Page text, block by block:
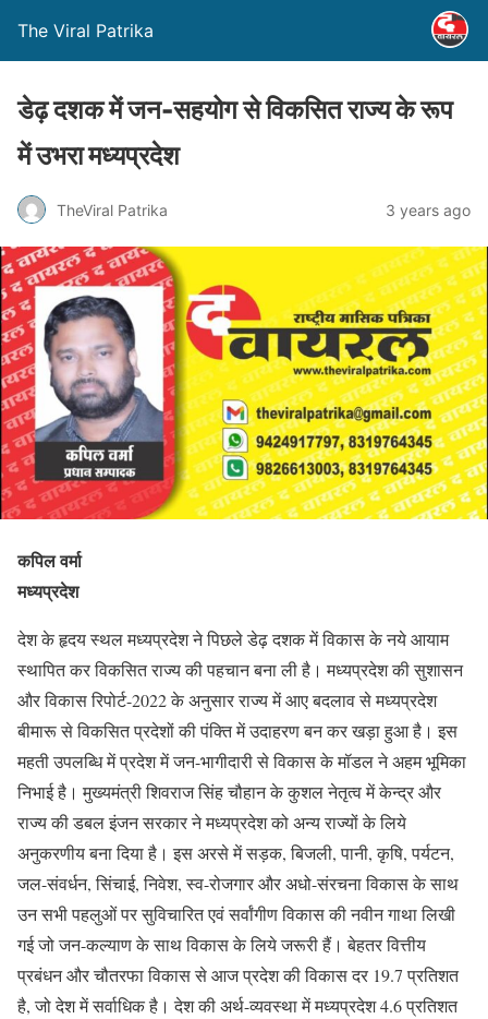
The Viral Patrika
डेढ़ दशक में जन-सहयोग से विकसित राज्य के रूप
में उभरा मध्यप्रदेश
TheViral Patrika 3 years ago
कपिल वर्मा
मध्यप्रदेश
देश के हृदय स्थल मध्यप्रदेश ने पिछले डेढ़ दशक में विकास के नये आयाम
स्थापित कर विकसित राज्य की पहचान बना ली है। मध्यप्रदेश की सुशासन
और विकास रिपोर्ट-2022 के अनुसार राज्य में आए बदलाव से मध्यप्रदेश
बीमारू से विकसित प्रदेशों की पंक्ति में उदाहरण बन कर खड़ा हुआ है। इस
महती उपलब्धि में प्रदेश में जन-भागीदारी से विकास के मॉडल ने अहम भूमिका
निभाई है। मुख्यमंत्री शिवराज सिंह चौहान के कुशल नेतृत्व में केन्द्र और
राज्य की डबल इंजन सरकार ने मध्यप्रदेश को अन्य राज्यों के लिये
अनुकरणीय बना दिया है। इस अरसे में सड़क, बिजली, पानी, कृषि, पर्यटन,
जल-संवर्धन, सिंचाई, निवेश, स्व-रोजगार और अधो-संरचना विकास के साथ
उन सभी पहलुओं पर सुविचारित एवं सर्वांगीण विकास की नवीन गाथा लिखी
गई जो जन-कल्याण के साथ विकास के लिये जरूरी हैं। बेहतर वित्तीय
प्रबंधन और चौतरफा विकास से आज प्रदेश की विकास दर 19.7 प्रतिशत
है, जो देश में सर्वाधिक है। देश की अर्थ-व्यवस्था में मध्यप्रदेश 4.6 प्रतिशत